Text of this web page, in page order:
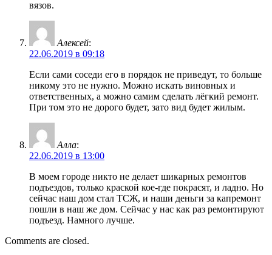
вязов.
Алексей:
22.06.2019 в 09:18
Если сами соседи его в порядок не приведут, то больше
никому это не нужно. Можно искать виновных и
ответственных, а можно самим сделать лёгкий ремонт.
При том это не дорого будет, зато вид будет жилым.
Алла:
22.06.2019 в 13:00
В моем городе никто не делает шикарных ремонтов
подъездов, только краской кое-где покрасят, и ладно. Но
сейчас наш дом стал ТСЖ, и наши деньги за капремонт
пошли в наш же дом. Сейчас у нас как раз ремонтируют
подъезд. Намного лучше.
Comments are closed.